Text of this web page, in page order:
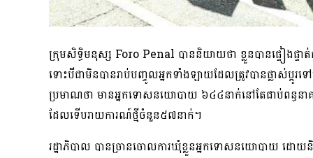
ក្រុមសិទ្ធិមនុស្ស Foro Penal បាននិយាយថា ខ្លួនបានផ្ទៀងផ្ទ
ទោះបីជាមិនបានរាប់បញ្ចូលអ្នកទាំងឡាយដែលត្រូវបានផ្លាស់ប្តូ
ប្រមាណថា មានអ្នកទោសនយោបាយ ៦៤៤នាក់នៅតែជាប់ពន្ធ
ដែលទើបរាយការណ៍ថ្មីចំនួន៥៧នាក់។
រដ្ឋាភិបាល បានច្រានចោលការឃុំខ្លួនអ្នកទោសនយោបាយ ដោយ